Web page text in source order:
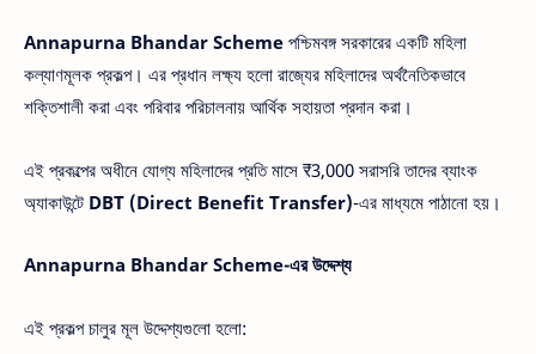
Annapurna Bhandar Scheme পশ্চিমবঙ্গ সরকারের একটি মহিলা
কল্যাণমূলক প্রকল্প। এর প্রধান লক্ষ্য হলো রাজ্যের মহিলাদের অর্থনৈতিকভাবে
শক্তিশালী করা এবং পরিবার পরিচালনায় আর্থিক সহায়তা প্রদান করা।
এই প্রকল্পের অধীনে যোগ্য মহিলাদের প্রতি মাসে ₹3,000 সরাসরি তাদের ব্যাংক
অ্যাকাউন্টে DBT (Direct Benefit Transfer)-এর মাধ্যমে পাঠানো হয়।
Annapurna Bhandar Scheme-এর উদ্দেশ্য
এই প্রকল্প চালুর মূল উদ্দেশ্যগুলো হলো: